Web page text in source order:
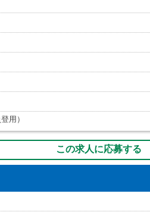
用）
この求人に応募する